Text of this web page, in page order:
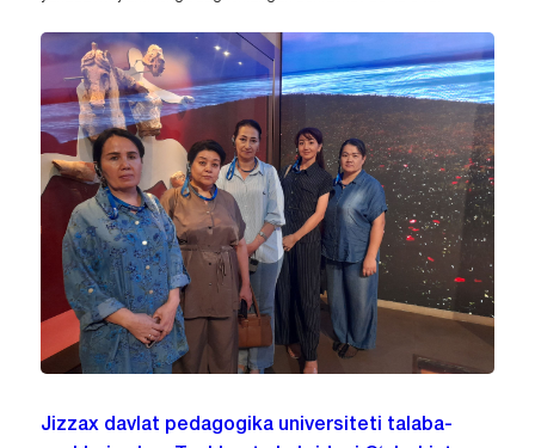
Jizzax davlat pedagogika universiteti talaba-